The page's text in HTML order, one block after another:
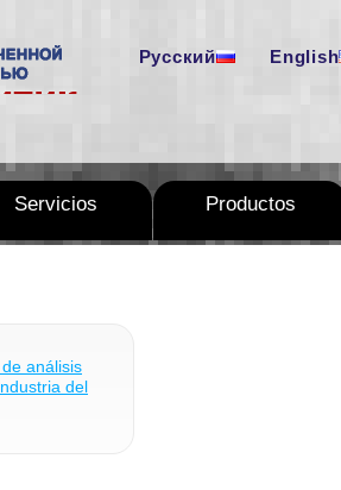
Русский English
Servicios Productos
análisis
del